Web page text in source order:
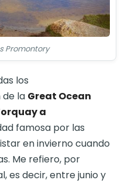
Promontory
los
la Great Ocean
a
famosa por las
en invierno cuando
Me refiero, por
es decir, entre junio y